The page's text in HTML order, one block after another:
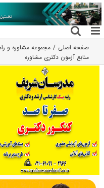
رفتن
به
محتوا
صفحه اصلی مجموعه مشاوره و
منابع آزمون دکتری مشاوره